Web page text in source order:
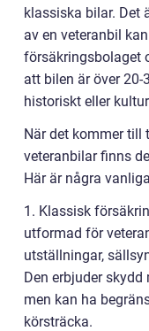
klassiska bilar. Det
av en veteranbil
försäkringsbolaget
att bilen är över
historiskt eller
När det kommer till
veteranbilar finns
Här är några
1. Klassisk
utformad för
utställningar,
Den erbjuder
men kan ha
körsträcka.